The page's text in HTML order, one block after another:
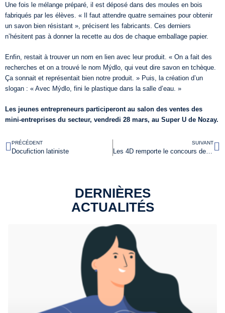
Une fois le mélange préparé, il est déposé dans des moules en bois
fabriqués par les élèves. « Il faut attendre quatre semaines pour obtenir
un savon bien résistant », précisent les fabricants. Ces derniers
n’hésitent pas à donner la recette au dos de chaque emballage papier.
Enfin, restait à trouver un nom en lien avec leur produit. « On a fait des
recherches et on a trouvé le nom Mýdlo, qui veut dire savon en tchèque.
Ça sonnait et représentait bien notre produit. » Puis, la création d’un
slogan : « Avec Mýdlo, fini le plastique dans la salle d’eau. »
Les jeunes entrepreneurs participeront au salon des ventes des
mini-entreprises du secteur, vendredi 28 mars, au Super U de Nozay.
PRÉCÉDENT
Docufiction latiniste
SUIVANT
Les 4D remporte le concours de décoration de la maison de retraite de Derval
DERNIÈRES
ACTUALITÉS